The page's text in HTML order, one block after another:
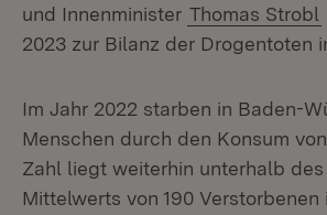
und Innenminister Thomas Strobl
2023 zur Bilanz der Drogentoten
Im Jahr 2022 starben in Baden-
Menschen durch den Konsum
Zahl liegt weiterhin unterhalb
Mittelwerts von 190 Verstorbenen